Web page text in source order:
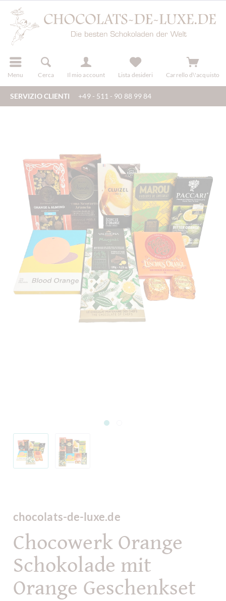
Menu Cerca Il mio account
registra Lista desideri Carrello d\'acquisto
SERVIZIO CLIENTI +49 - 511 - 90 88 99 84
chocolats-de-luxe.de
Chocowerk Orange
Schokolade mit
Orange Geschenkset